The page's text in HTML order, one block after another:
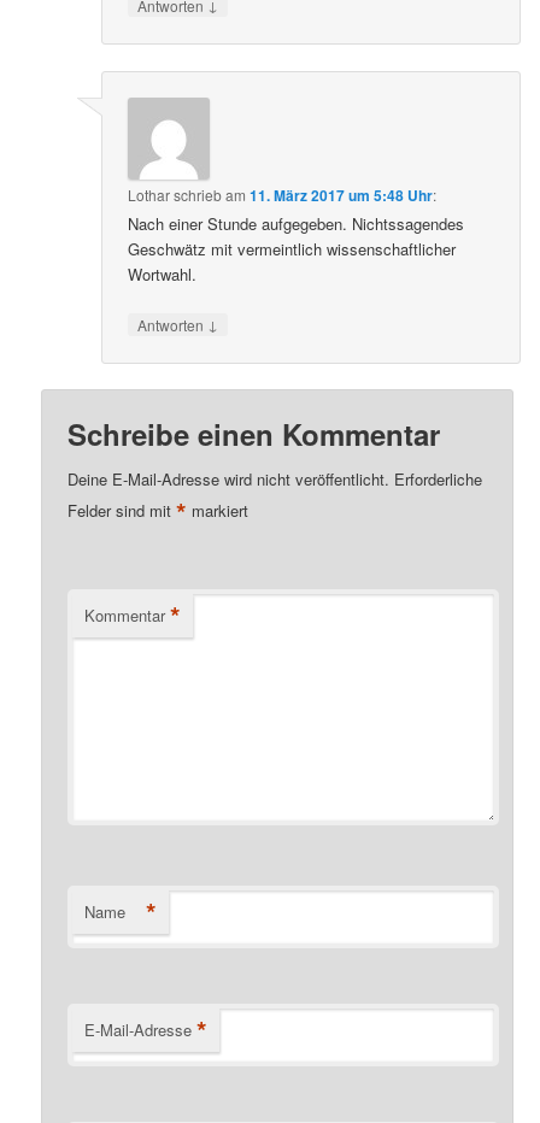
Antworten ↓
Lotharschriebam11. März 2017 um 5:48 Uhr:
Nach einer Stunde aufgegeben. Nichtssagendes
Geschwätz mit vermeintlich wissenschaftlicher
Wortwahl.
Antworten ↓
Schreibe einen Kommentar
Deine E-Mail-Adresse wird nicht veröffentlicht. Erforderliche
Felder sind mit* markiert
Kommentar *
Name *
E-Mail-Adresse *